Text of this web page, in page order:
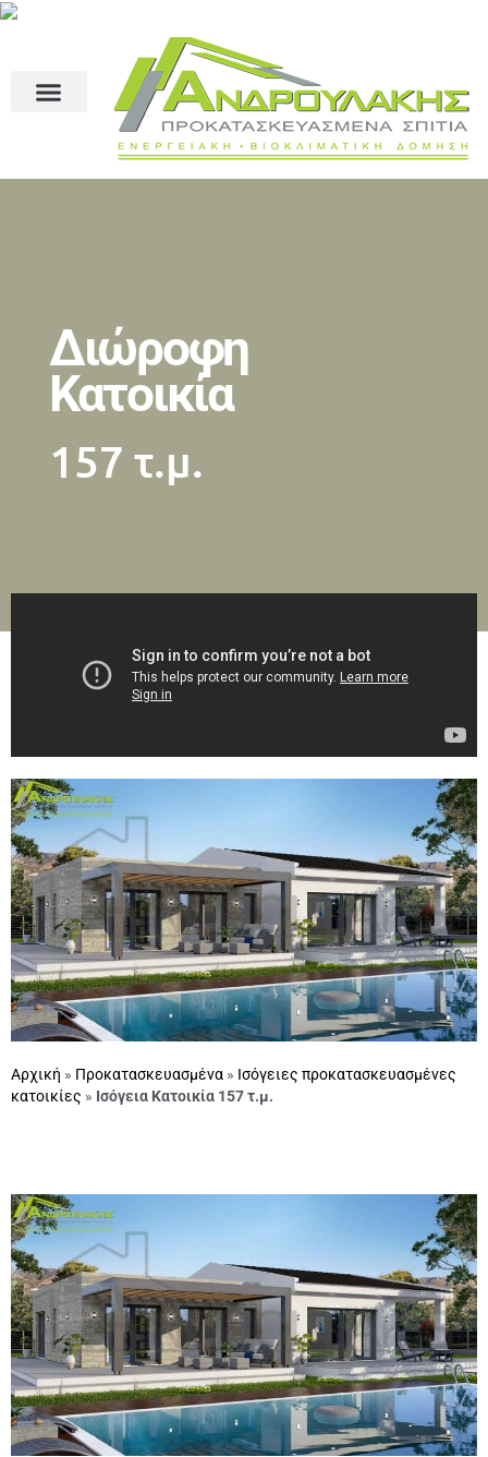
Διώροφη
Κατοικία
157 τ.μ.
Αρχική » Προκατασκευασμένα » Ισόγειες προκατασκευασμένες
κατοικίες » Ισόγεια Κατοικία 157 τ.μ.